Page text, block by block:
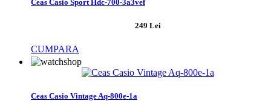
Ceas Casio Sport Hdc-700-3a3vef
249 Lei
CUMPARA
Ceas Casio Vintage Aq-800e-1a